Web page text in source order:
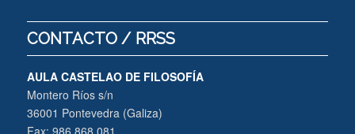
CONTACTO / RRSS
AULA CASTELAO DE FILOSOFÍA
Montero Ríos s/n
36001 Pontevedra (Galiza)